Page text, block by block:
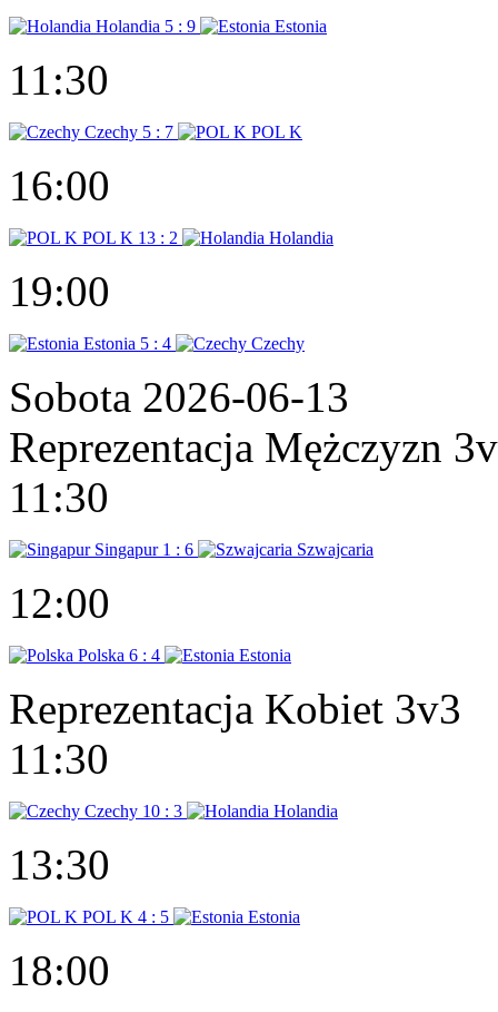
Holandia 5 : 9 Estonia
11:30
Czechy 5 : 7 POL K
16:00
POL K 13 : 2 Holandia
19:00
Estonia 5 : 4 Czechy
Sobota 2026-06-13
Reprezentacja Mężczyzn
11:30
Singapur 1 : 6 Szwajcaria
12:00
Polska 6 : 4 Estonia
Reprezentacja Kobiet 3v3
11:30
Czechy 10 : 3 Holandia
13:30
POL K 4 : 5 Estonia
18:00